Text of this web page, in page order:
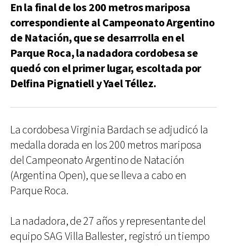
En la final de los 200 metros mariposa
correspondiente al Campeonato Argentino
de Natación, que se desarrrolla en el
Parque Roca, la nadadora cordobesa se
quedó con el primer lugar, escoltada por
Delfina Pignatiell y Yael Téllez.
La cordobesa Virginia Bardach se adjudicó la
medalla dorada en los 200 metros mariposa
del Campeonato Argentino de Natación
(Argentina Open), que se lleva a cabo en
Parque Roca.
La nadadora, de 27 años y representante del
equipo SAG Villa Ballester, registró un tiempo